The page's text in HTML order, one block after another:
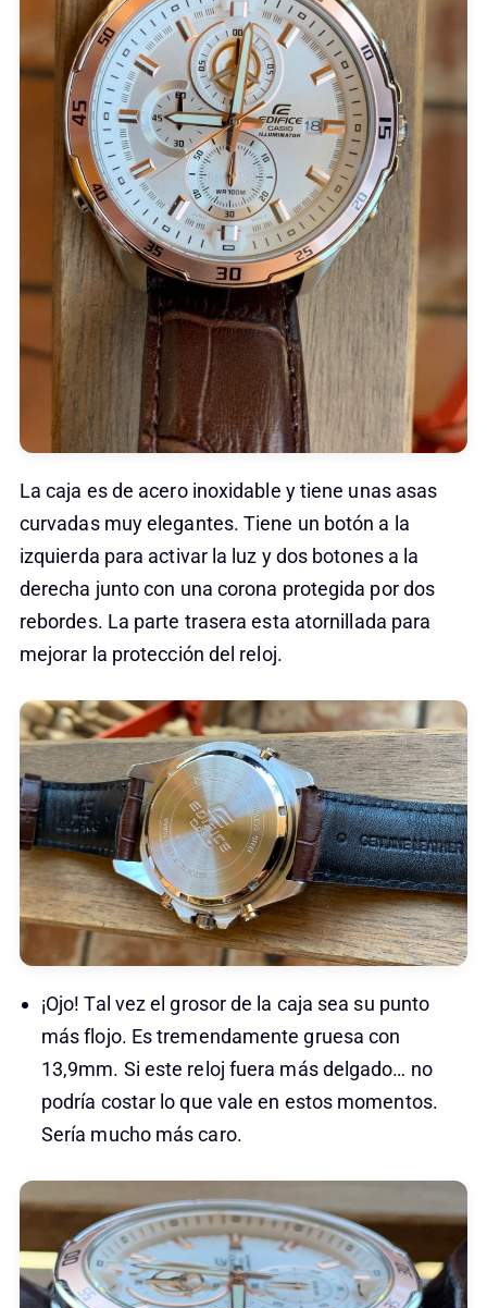
La caja es de acero inoxidable y tiene unas asas
curvadas muy elegantes. Tiene un botón a la
izquierda para activar la luz y dos botones a la
derecha junto con una corona protegida por dos
rebordes. La parte trasera esta atornillada para
mejorar la protección del reloj.
¡Ojo! Tal vez el grosor de la caja sea su punto
más flojo. Es tremendamente gruesa con
13,9mm. Si este reloj fuera más delgado… no
podría costar lo que vale en estos momentos.
Sería mucho más caro.